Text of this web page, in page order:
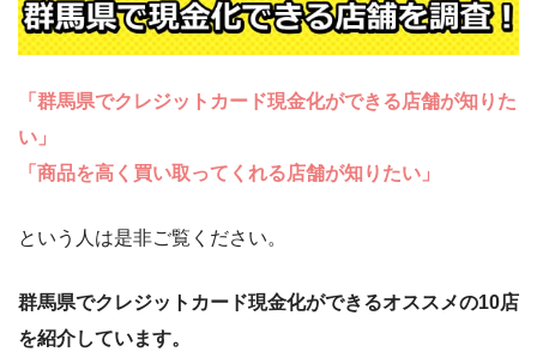
「群馬県でクレジットカード現金化ができる店舗が知りた
い」
「商品を高く買い取ってくれる店舗が知りたい」
という人は是非ご覧ください。
群馬県でクレジットカード現金化ができるオススメの10店
を紹介しています。